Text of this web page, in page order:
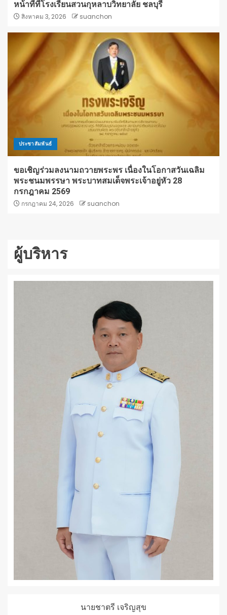
หน้าที่ที่โรงเรียนสวนกุหลาบวิทยาลัย ชลบุรี
สิงหาคม 3, 2026 suanchon
ประชาสัมพันธ์
ขอเชิญร่วมลงนามถวายพระพร เนื่องในโอกาสวันเฉลิม
พระชนมพรรษา พระบาทสมเด็จพระเจ้าอยู่หัว 28
กรกฎาคม 2569
กรกฎาคม 24, 2026 suanchon
ผู้บริหาร
นายชาตรี เจริญสุข